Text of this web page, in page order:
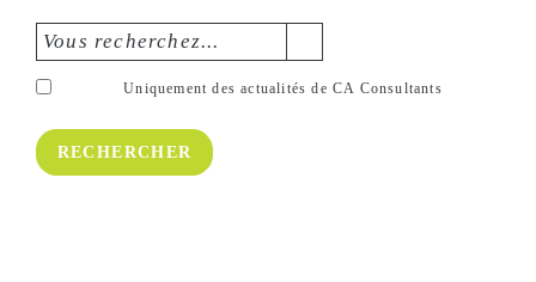
Vous recherchez...
Uniquement des actualités de CA Consultants